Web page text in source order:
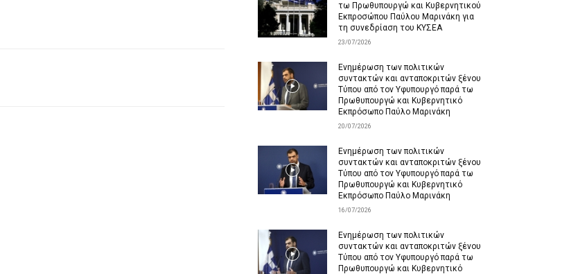
τω Πρωθυπουργώ και Κυβερνητικού
Εκπροσώπου Παύλου Μαρινάκη για
τη συνεδρίαση του ΚΥΣΕΑ
23/07/2026
Ενημέρωση των πολιτικών
συντακτών και ανταποκριτών ξένου
Τύπου από τον Υφυπουργό παρά τω
Πρωθυπουργώ και Κυβερνητικό
Εκπρόσωπο Παύλο Μαρινάκη
20/07/2026
Ενημέρωση των πολιτικών
συντακτών και ανταποκριτών ξένου
Τύπου από τον Υφυπουργό παρά τω
Πρωθυπουργώ και Κυβερνητικό
Εκπρόσωπο Παύλο Μαρινάκη
16/07/2026
Ενημέρωση των πολιτικών
συντακτών και ανταποκριτών ξένου
Τύπου από τον Υφυπουργό παρά τω
Πρωθυπουργώ και Κυβερνητικό